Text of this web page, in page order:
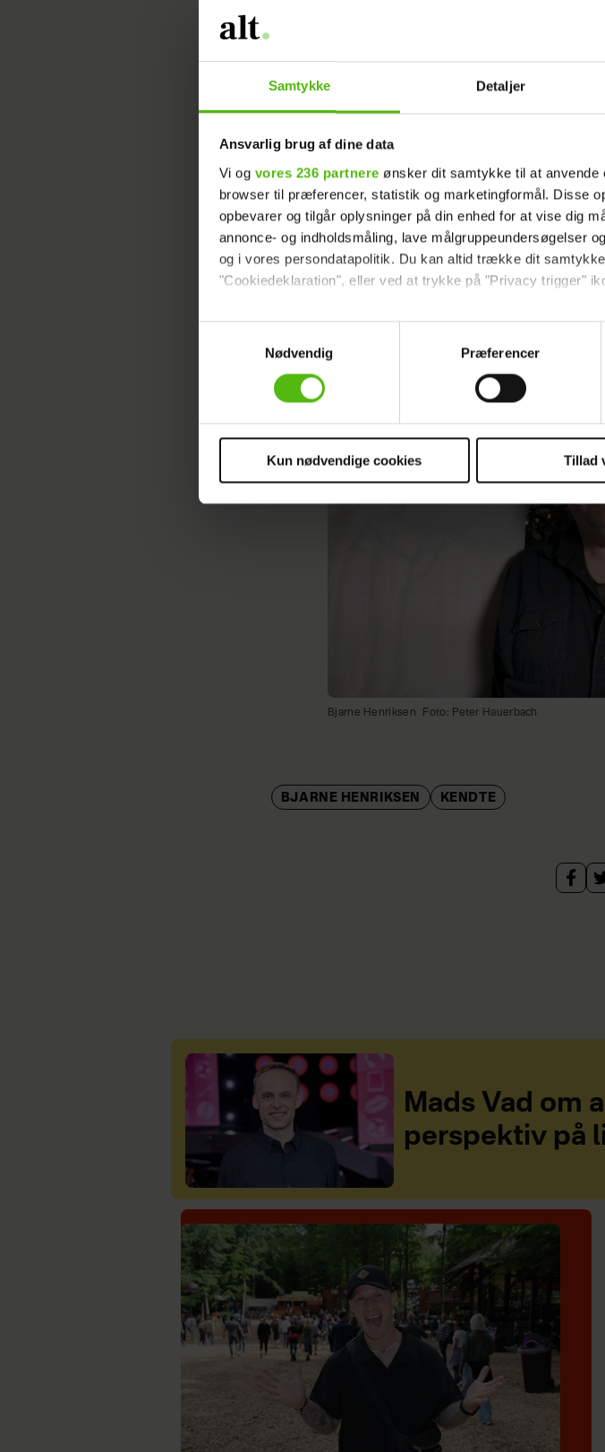
Samtykke Detaljer
Ansvarlig brug af dine data
Vi og vores 236 partnere ønsker dit samtykke til at
browser til præferencer, statistik og marketingformål. Disse
opbevarer og tilgår oplysninger på din enhed for at vise dig
annonce- og indholdsmåling, lave målgruppeundersøgelser
og i vores persondatapolitik. Du kan altid trække dit
"Cookiedeklaration", eller ved at trykke på "Privacy trigger"
Dine valg anvendes på hele websitet.
Vi ønsker dit samtykke til at indsamle og bruge data for at
Vi anvender egne cookies og cookies fra tredjeparter til at
sociale medier.
cookies, samarbejdspartnere og behandling af dine
Nødvendig
Præferencer
Kun nødvendige cookies Tillad
kendt ansigt, når der skal
landet tirsdag 18. november
Bjarne Henriksen Foto: Peter Hauerbach
BJARNE HENRIKSEN KENDTE
Mads Vad om
perspektiv på